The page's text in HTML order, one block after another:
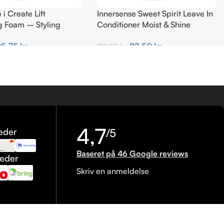
i Create Lift
Foam – Styling
kr.
Innersense Sweet Spirit Leave In
Conditioner Moist & Shine
110,00 kr. 82,50 kr.
4,7/5
Baseret på 46 Google reviews
Skriv en anmeldelse